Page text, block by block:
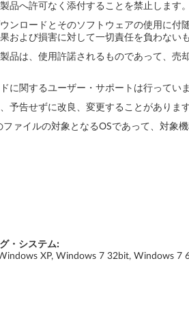
品へ許可なく添付することを禁止します。
ンロードとそのソフトウェアの使用に付
および損害に対して一切責任を負わない
品は、使用許諾されるものであって、売
に関するユーザー・サポートは行っていま
予告せずに改良、変更することがあります
ファイルの対象となるOSであって、対象
・システム:
XP, Windows 7 32bit, Windows 7